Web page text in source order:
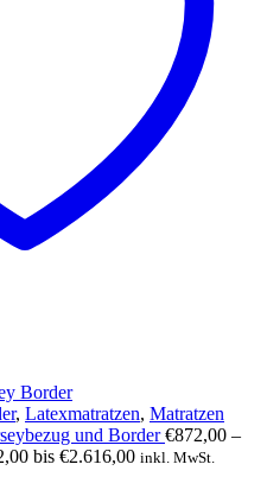
, Latexmatratzen, Matratzen
und Border€872,00 –
bis €2.616,00 inkl. MwSt.